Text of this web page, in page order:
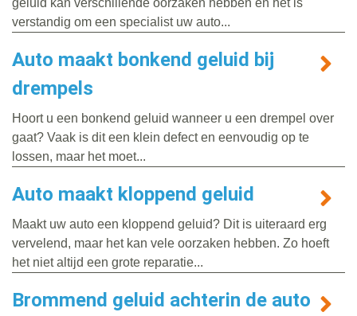
geluid kan verschillende oorzaken hebben en het is
verstandig om een specialist uw auto...
Auto maakt bonkend geluid bij
drempels
Hoort u een bonkend geluid wanneer u een drempel over
gaat? Vaak is dit een klein defect en eenvoudig op te
lossen, maar het moet...
Auto maakt kloppend geluid
Maakt uw auto een kloppend geluid? Dit is uiteraard erg
vervelend, maar het kan vele oorzaken hebben. Zo hoeft
het niet altijd een grote reparatie...
Brommend geluid achterin de auto